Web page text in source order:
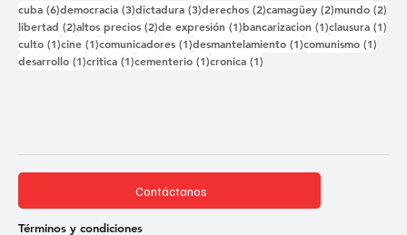
cuba (6)6 entradas
democracia (3)3 entradas
dictadura (3)3 entradas
derechos (2)2 entradas
camagüey (2)2 entradas
mundo (2)
libertad (2)2 entradas
altos precios (2)2 entradas
de expresión (1)1 entrada
bancarizacion (1)1 entrada
clausura (1)
culto (1)1 entrada
cine (1)1 entrada
comunicadores (1)1 entrada
desmantelamiento (1)1 entrada
comunismo (1)
desarrollo (1)1 entrada
critica (1)1 entrada
cementerio (1)1 entrada
cronica (1)
Contáctanos
Términos y condiciones